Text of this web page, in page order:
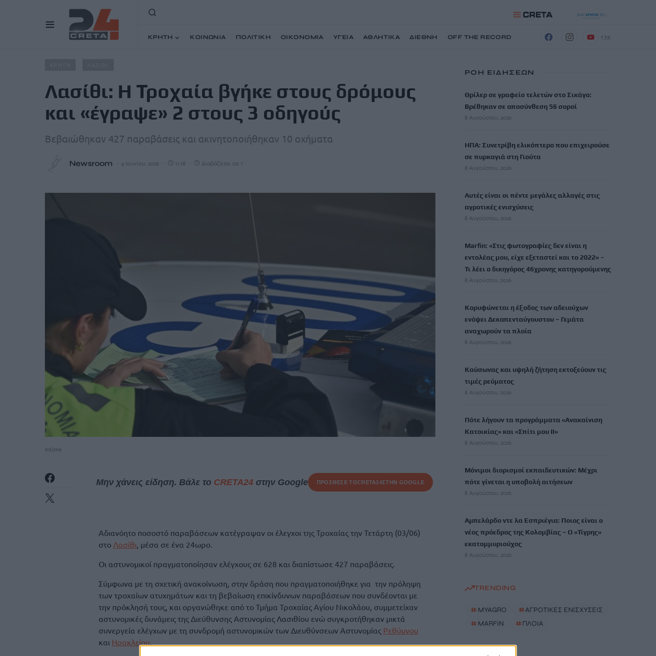
ΚΡΗΤΗ ΚΟΙΝΩΝΙΑ ΠΟΛΙΤΙΚΗ ΟΙΚΟΝΟΜΙΑ ΥΓΕΙΑ ΑΘΛΗΤΙΚΑ ΔΙΕΘΝΗ OFF THE RECORD 13K
Άρθρα Λασίθι: Η Τροχαία βγήκε στους δρόμους και «έγραψε» 2 στους 3 οδηγούς
Λασίθι: Η Τροχαία βγήκε στους δρόμους
και «έγραψε» 2 στους 3 οδηγούς
Βεβαιώθηκαν 427 παραβάσεις και ακινητοποιήθηκαν 10 οχήματα
Newsroom 4 Ιουνίου, 2026 11:18 Διαβάζεται σε 1'
Intime
Μην χάνεις είδηση. Βάλε το CRETA24στην Google ΠΡΟΣΘΕΣΕ ΤΟCRETA24ΣΤΗΝ GOOGLE
Αδιανόητο ποσοστό παραβάσεων κατέγραψαν οι έλεγχοι της Τροχαίας την Τετάρτη (03/06)
στο Λασίθι, μέσα σε ένα 24ωρο.
Οι αστυνομικοί πραγματοποίησαν ελέγχους σε 628 και διαπίστωσε 427 παραβάσεις.
Σύμφωνα με τη σχετική ανακοίνωση, στην δράση που πραγματοποιήθηκε για την πρόληψη
των τροχαίων ατυχημάτων και τη βεβαίωση επικίνδυνων παραβάσεων που συνδέονται με
την πρόκλησή τους, και οργανώθηκε από το Τμήμα Τροχαίας Αγίου Νικολάου, συμμετείχαν
αστυνομικές δυνάμεις της Διεύθυνσης Αστυνομίας Λασιθίου ενώ συγκροτήθηκαν μικτά
συνεργεία ελέγχων με τη συνδρομή αστυνομικών των Διευθύνσεων Αστυνομίας Ρεθύμνου
και Ηρακλείου.
ΡΟΗ ΕΙΔΗΣΕΩΝ
Θρίλερ σε γραφείο τελετών στο Σικάγο:
Βρέθηκαν σε αποσύνθεση 56 σοροί
8 Αυγούστου, 2026
ΗΠΑ: Συνετρίβη ελικόπτερο που επιχειρούσε
σε πυρκαγιά στη Γιούτα
8 Αυγούστου, 2026
Αυτές είναι οι πέντε μεγάλες αλλαγές στις
αγροτικές ενισχύσεις
8 Αυγούστου, 2026
Marfin: «Στις φωτογραφίες δεν είναι η
εντολέας μου, είχε εξεταστεί και το 2022» –
Τι λέει ο δικηγόρος 46χρονης κατηγορούμενης
8 Αυγούστου, 2026
Κορυφώνεται η έξοδος των αδειούχων
ενόψει Δεκαπενταύγουστου – Γεμάτα
αναχωρούν τα πλοία
8 Αυγούστου, 2026
Καύσωνας και υψηλή ζήτηση εκτοξεύουν τις
τιμές ρεύματος
8 Αυγούστου, 2026
Πότε λήγουν τα προγράμματα «Ανακαίνιση
Κατοικίας» και «Σπίτι μου ΙΙ»
8 Αυγούστου, 2026
Μόνιμοι διορισμοί εκπαιδευτικών: Μέχρι
πότε γίνεται η υποβολή αιτήσεων
8 Αυγούστου, 2026
Αμπελάρδο ντε λα Εσπριέγια: Ποιος είναι ο
νέος πρόεδρος της Κολομβίας – Ο «Τίγρης»
εκατομμυριούχος
8 Αυγούστου, 2026
TRENDING
# MYAGRO #ΑΓΡΟΤΙΚΕΣ ΕΝΙΣΧΥΣΕΙΣ
# MARFIN #ΠΛΟΙΑ